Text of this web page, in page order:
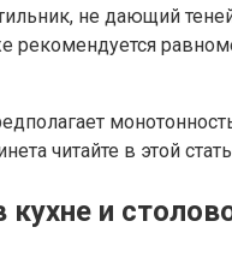
не дающий
рекомендуется
читайте в этой
и